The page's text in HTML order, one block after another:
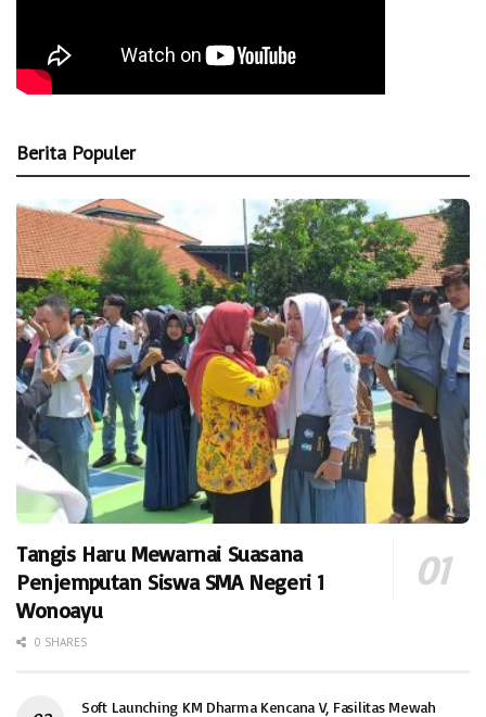
Berita Populer
Tangis Haru Mewarnai Suasana
Penjemputan Siswa SMA Negeri 1
Wonoayu
0 SHARES
Soft Launching KM Dharma Kencana V, Fasilitas Mewah